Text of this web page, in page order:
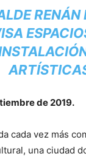
RENÁN
de 2019.
cada vez más
una ciudad